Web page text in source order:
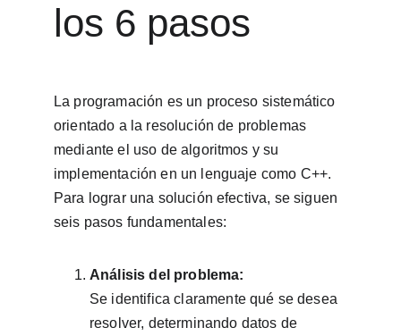
los 6 pasos
La programación es un proceso sistemático
orientado a la resolución de problemas
mediante el uso de algoritmos y su
implementación en un lenguaje como C++.
Para lograr una solución efectiva, se siguen
seis pasos fundamentales:
Análisis del problema:
Se identifica claramente qué se desea
resolver, determinando datos de